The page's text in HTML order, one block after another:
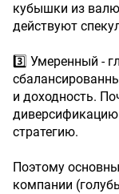
кубышки из
действуют
3️⃣ Умеренный -
и доходность.
стратегию.
Поэтому
компании